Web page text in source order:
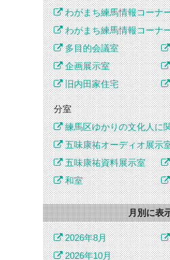
わがまち練馬情報コーナ
わがまち練馬情報コーナ
多目的会議室
企画展示室
旧内田家住宅
分室
練馬区ゆかりの文化人に
五味康祐オーディオ展示
五味康祐資料展示室
和室
月別に表
2026年8月
2026年10月